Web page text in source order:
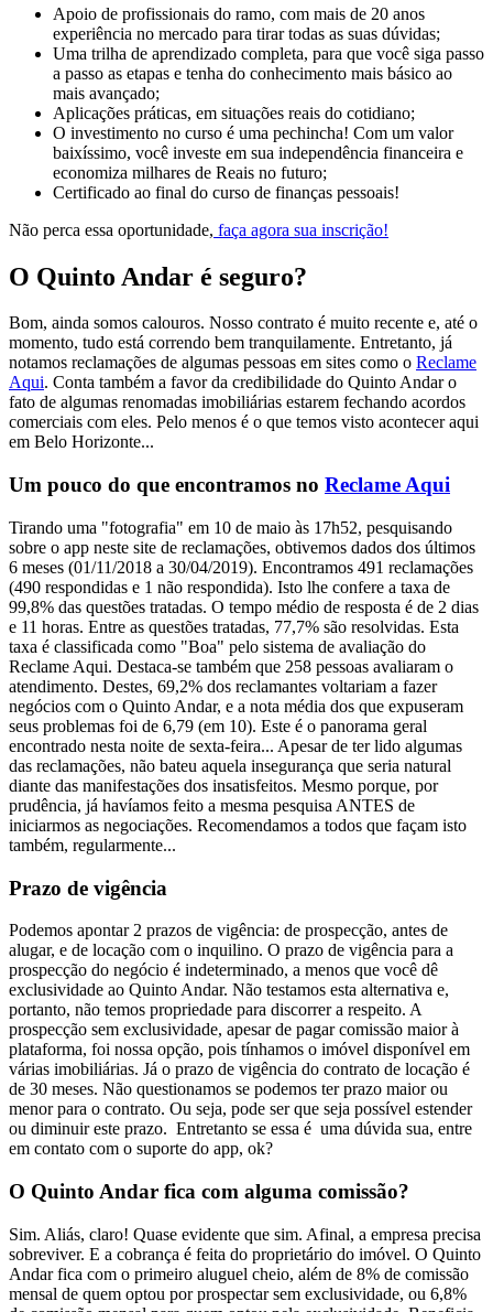
Apoio de profissionais do ramo, com mais de 20 anos
experiência no mercado para tirar todas as suas dúvidas;
Uma trilha de aprendizado completa, para que você siga passo
a passo as etapas e tenha do conhecimento mais básico ao
mais avançado;
Aplicações práticas, em situações reais do cotidiano;
O investimento no curso é uma pechincha! Com um valor
baixíssimo, você investe em sua independência financeira e
economiza milhares de Reais no futuro;
Certificado ao final do curso de finanças pessoais!
Não perca essa oportunidade, faça agora sua inscrição!
O Quinto Andar é seguro?
Bom, ainda somos calouros. Nosso contrato é muito recente e, até o
momento, tudo está correndo bem tranquilamente. Entretanto, já
notamos reclamações de algumas pessoas em sites como o Reclame
Aqui. Conta também a favor da credibilidade do Quinto Andar o
fato de algumas renomadas imobiliárias estarem fechando acordos
comerciais com eles. Pelo menos é o que temos visto acontecer aqui
em Belo Horizonte...
Um pouco do que encontramos no Reclame Aqui
Tirando uma "fotografia" em 10 de maio às 17h52, pesquisando
sobre o app neste site de reclamações, obtivemos dados dos últimos
6 meses (01/11/2018 a 30/04/2019). Encontramos 491 reclamações
(490 respondidas e 1 não respondida). Isto lhe confere a taxa de
99,8% das questões tratadas. O tempo médio de resposta é de 2 dias
e 11 horas. Entre as questões tratadas, 77,7% são resolvidas. Esta
taxa é classificada como "Boa" pelo sistema de avaliação do
Reclame Aqui. Destaca-se também que 258 pessoas avaliaram o
atendimento. Destes, 69,2% dos reclamantes voltariam a fazer
negócios com o Quinto Andar, e a nota média dos que expuseram
seus problemas foi de 6,79 (em 10). Este é o panorama geral
encontrado nesta noite de sexta-feira... Apesar de ter lido algumas
das reclamações, não bateu aquela insegurança que seria natural
diante das manifestações dos insatisfeitos. Mesmo porque, por
prudência, já havíamos feito a mesma pesquisa ANTES de
iniciarmos as negociações. Recomendamos a todos que façam isto
também, regularmente...
Prazo de vigência
Podemos apontar 2 prazos de vigência: de prospecção, antes de
alugar, e de locação com o inquilino. O prazo de vigência para a
prospecção do negócio é indeterminado, a menos que você dê
exclusividade ao Quinto Andar. Não testamos esta alternativa e,
portanto, não temos propriedade para discorrer a respeito. A
prospecção sem exclusividade, apesar de pagar comissão maior à
plataforma, foi nossa opção, pois tínhamos o imóvel disponível em
várias imobiliárias. Já o prazo de vigência do contrato de locação é
de 30 meses. Não questionamos se podemos ter prazo maior ou
menor para o contrato. Ou seja, pode ser que seja possível estender
ou diminuir este prazo. Entretanto se essa é uma dúvida sua, entre
em contato com o suporte do app, ok?
O Quinto Andar fica com alguma comissão?
Sim. Aliás, claro! Quase evidente que sim. Afinal, a empresa precisa
sobreviver. E a cobrança é feita do proprietário do imóvel. O Quinto
Andar fica com o primeiro aluguel cheio, além de 8% de comissão
mensal de quem optou por prospectar sem exclusividade, ou 6,8%